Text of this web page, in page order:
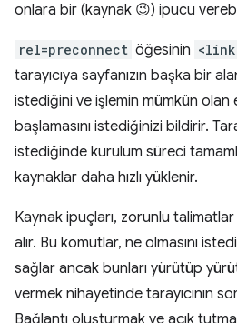
onlara bir (kaynak 😉) ipucu
rel=preconnect öğesinin
tarayıcıya sayfanızın başka bir
istediğini ve işlemin mümkün olan
başlamasını istediğinizi bildirir.
istediğinde kurulum süreci
kaynaklar daha hızlı yüklenir.
Kaynak ipuçları, zorunlu talimatlar
alır. Bu komutlar, ne olmasını
sağlar ancak bunları yürütüp
vermek nihayetinde tarayıcının
Bağlantı oluşturmak ve açık